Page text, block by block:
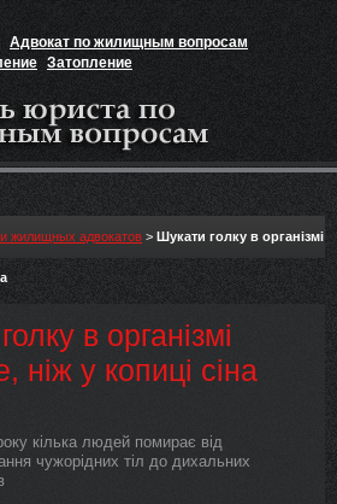
Адвокат по жилищным вопросам
Затопление
жильё
жилищных адвокатов > Шукати голку в організмі
в організмі
ніж у копиці сіна
кілька людей помирає від
чужорідних тіл до дихальних